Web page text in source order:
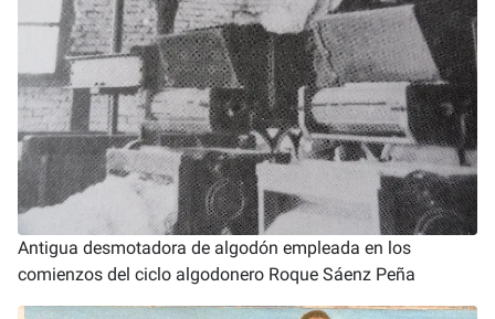
Antigua desmotadora de algodón empleada en los
comienzos del ciclo algodonero Roque Sáenz Peña